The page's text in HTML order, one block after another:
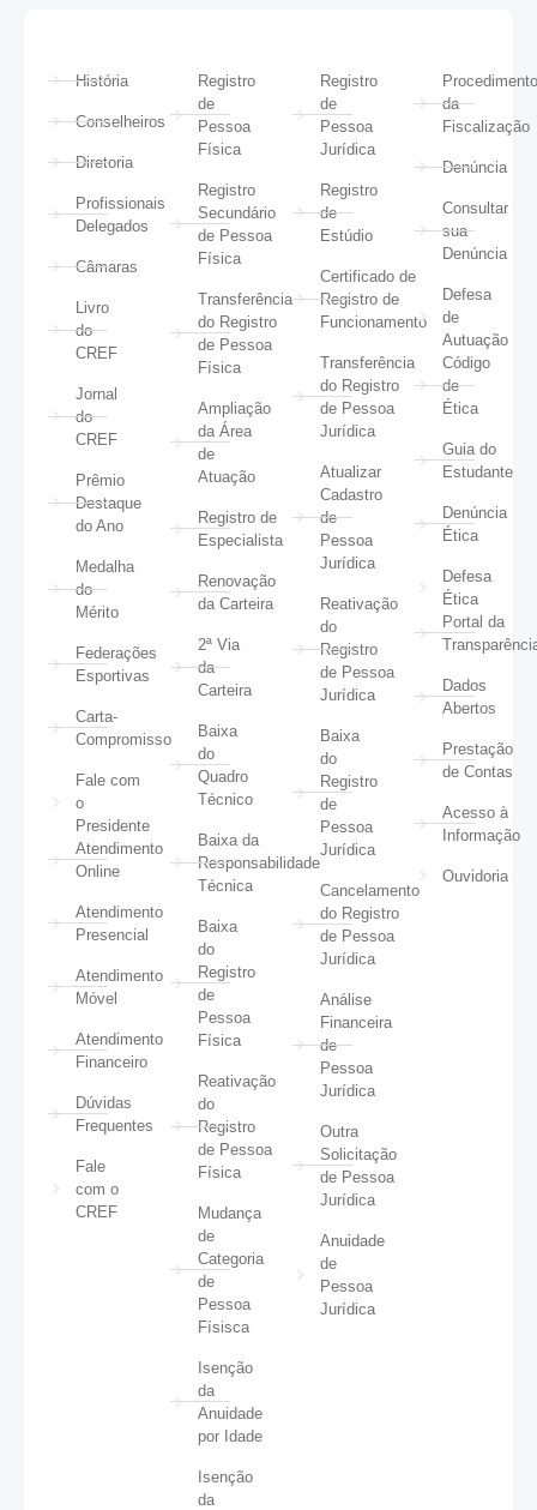
História
Conselheiros
Diretoria
Profissionais
Delegados
Câmaras
Livro
do
CREF
Jornal
do
CREF
Prêmio
Destaque
do Ano
Medalha
do
Mérito
Federações
Esportivas
Carta-
Compromisso
Fale com
o
Presidente
Atendimento
Online
Atendimento
Presencial
Atendimento
Móvel
Atendimento
Financeiro
Dúvidas
Frequentes
Fale
com o
CREF
Registro
de
Pessoa
Física
Registro
Secundário
de Pessoa
Física
Transferência
do Registro
de Pessoa
Física
Ampliação
da Área
de
Atuação
Registro de
Especialista
Renovação
da Carteira
2ª Via
da
Carteira
Baixa
do
Quadro
Técnico
Baixa da
Responsabilidade
Técnica
Baixa
do
Registro
de
Pessoa
Física
Reativação
do
Registro
de Pessoa
Física
Mudança
de
Categoria
de
Pessoa
Físisca
Isenção
da
Anuidade
por Idade
Isenção
da
Registro
de
Pessoa
Jurídica
Registro
de
Estúdio
Certificado de
Registro de
Funcionamento
Transferência
do Registro
de Pessoa
Jurídica
Atualizar
Cadastro
de
Pessoa
Jurídica
Reativação
do
Registro
de Pessoa
Jurídica
Baixa
do
Registro
de
Pessoa
Jurídica
Cancelamento
do Registro
de Pessoa
Jurídica
Análise
Financeira
de
Pessoa
Jurídica
Outra
Solicitação
de Pessoa
Jurídica
Anuidade
de
Pessoa
Jurídica
da
Fiscalização
Denúncia
Consultar
sua
Denúncia
Defesa
de
Autuação
Código
de
Ética
Guia do
Estudante
Denúncia
Ética
Defesa
Ética
Portal da
Dados
Abertos
Prestação
de Contas
Acesso à
Informação
Ouvidoria